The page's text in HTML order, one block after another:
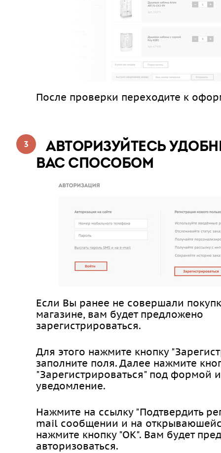
После проверки переходите к
АВТОРИЗУЙТЕСЬ
ВАС СПОСОБОМ
Если Вы ранее не совершали
магазине, вам будет предложено
зарегистрироваться.
Для этого нажмите кнопку
заполните поля. Далее нажмите
"Зарегистрироваться" под формой
уведомление.
Нажмите на ссылку "Подтвердить
mail сообщении и на
нажмите кнопку "ОК". Вам будет
авторизоваться.